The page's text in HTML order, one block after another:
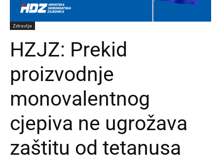
Zdravlje
HZJZ: Prekid
proizvodnje
monovalentnog
cjepiva ne ugrožava
zaštitu od tetanusa